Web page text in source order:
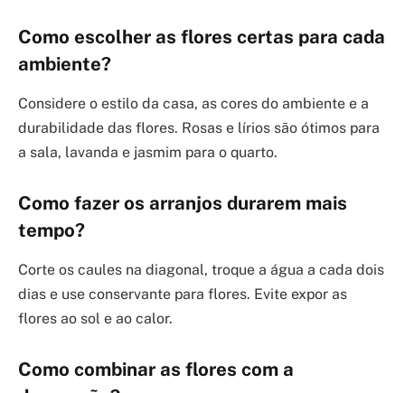
Como escolher as flores certas para cada
ambiente?
Considere o estilo da casa, as cores do ambiente e a
durabilidade das flores. Rosas e lírios são ótimos para
a sala, lavanda e jasmim para o quarto.
Como fazer os arranjos durarem mais
tempo?
Corte os caules na diagonal, troque a água a cada dois
dias e use conservante para flores. Evite expor as
flores ao sol e ao calor.
Como combinar as flores com a